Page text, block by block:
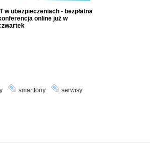
IT w ubezpieczeniach - bezpłatna
online już w
smartfony
serwisy